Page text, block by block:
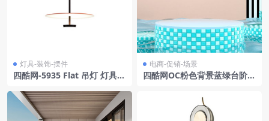
灯具-装饰-摆件
四酷网-5935 Flat 吊灯 灯具3
电商-促销-场景
四酷网OC粉色背景蓝绿台阶圆